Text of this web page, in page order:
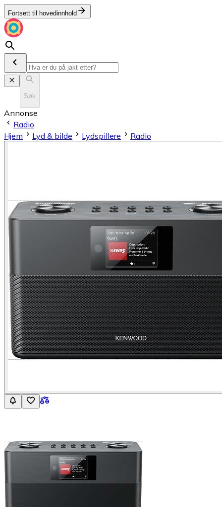
Fortsett til hovedinnhold
Søk
Annonse
Radio
Hjem
Lyd & bilde Lydspillere Radio